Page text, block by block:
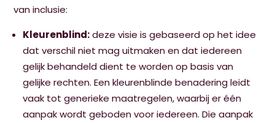
van inclusie:
Kleurenblind:deze visie is gebaseerd op het idee
dat verschil niet mag uitmaken en dat iedereen
gelijk behandeld dient te worden op basis van
gelijke rechten. Een kleurenblinde benadering leidt
vaak tot generieke maatregelen, waarbij er één
aanpak wordt geboden voor iedereen. Die aanpak